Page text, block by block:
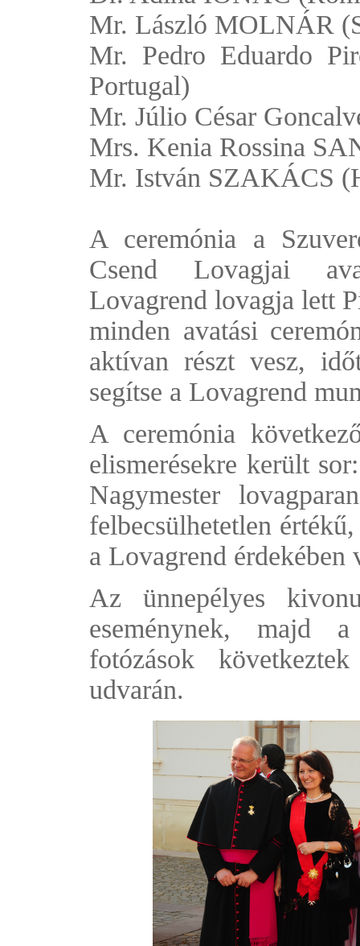
Mr. László MOLNÁR
Mr. Pedro Eduardo
Portugal)
Mr. Júlio César
Mrs. Kenia Rossina
Mr. István SZAKÁCS
A ceremónia a
Csend Lovagjai
Lovagrend lovagja lett
minden avatási
aktívan részt vesz,
segítse a Lovagrend
A ceremónia
elismerésekre került
Nagymester
felbecsülhetetlen
a Lovagrend érdekében
Az ünnepélyes
eseménynek, majd
fotózások
udvarán.